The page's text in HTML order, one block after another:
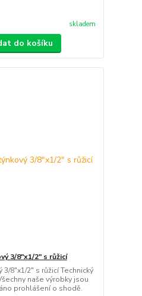
skladem
do košíku
3/8"x1/2" s růžicí
8"x1/2" s růžicí Technický
naše výrobky jsou
prohlášení o shodě.